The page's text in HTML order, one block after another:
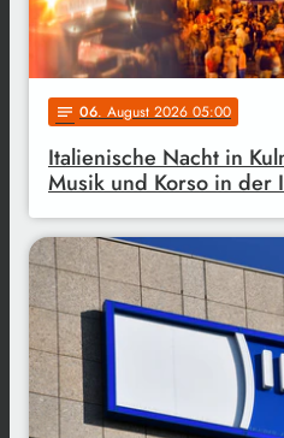
notes 06. August 2026 05:00
Italienische Nacht in
Musik und Korso in der